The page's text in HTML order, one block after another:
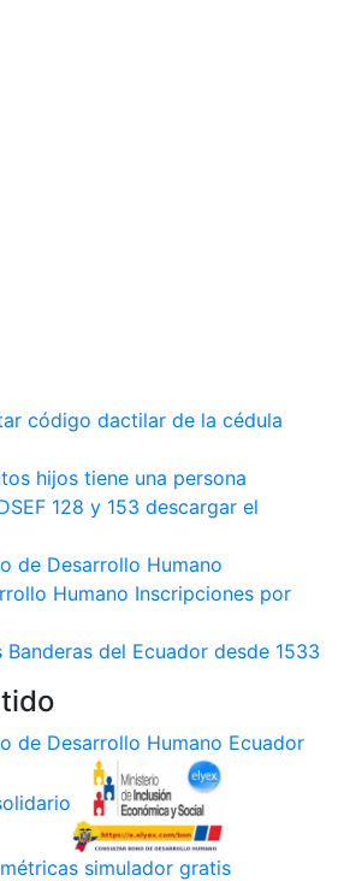
código dactilar de la cédula
hijos tiene una persona
128 y 153 descargar el
de Desarrollo Humano
Humano Inscripciones por
del Ecuador desde 1533
de Desarrollo Humano Ecuador
simulador gratis